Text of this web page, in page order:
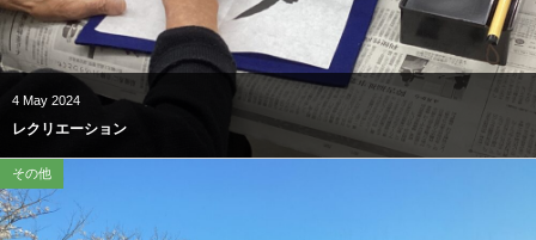
4 May 2024
レクリエーション
その他